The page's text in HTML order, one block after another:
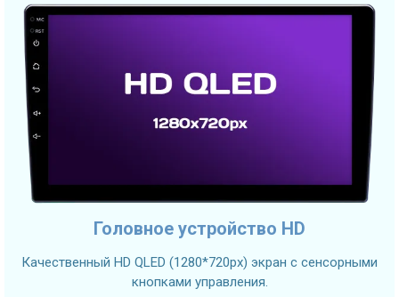
Головное устройство HD
Качественный HD QLED (1280*720px) экран с сенсорными
кнопками управления.